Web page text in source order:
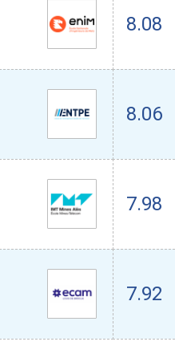
8.08
8.06
7.98
7.92